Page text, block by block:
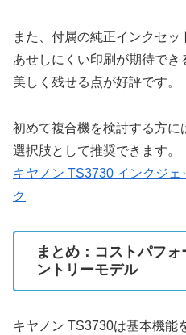
また、付属の純正インクセ
あせしにくい印刷が期待で
美しく残せる点が好評です。
初めて複合機を検討する方に
選択肢として推奨できます。
キヤノン TS3730 インクジ
ク
まとめ：コストパフ
ントリーモデル
キヤノン TS3730は基本機能